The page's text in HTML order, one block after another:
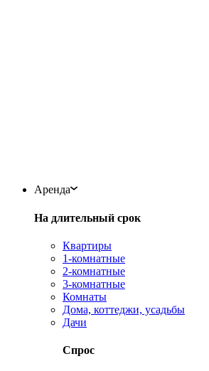
Аренда
На длительный срок
Квартиры
1-комнатные
2-комнатные
3-комнатные
Комнаты
Дома, коттеджи, усадьбы
Дачи
Спрос